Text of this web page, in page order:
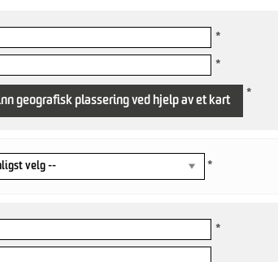
*
*
geografisk plassering ved hjelp av et kart
*
*
*